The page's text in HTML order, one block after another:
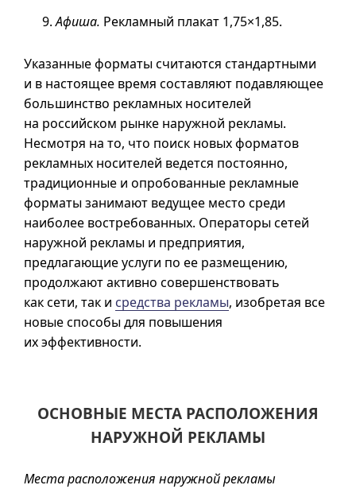
Афиша. Рекламный плакат 1,75×1,85.
Указанные форматы считаются стандартными
и в настоящее время составляют подавляющее
большинство рекламных носителей
на российском рынке наружной рекламы.
Несмотря на то, что поиск новых форматов
рекламных носителей ведется постоянно,
традиционные и опробованные рекламные
форматы занимают ведущее место среди
наиболее востребованных. Операторы сетей
наружной рекламы и предприятия,
предлагающие услуги по ее размещению,
продолжают активно совершенствовать
как сети, так и средства рекламы, изобретая все
новые способы для повышения
их эффективности.
ОСНОВНЫЕ МЕСТА РАСПОЛОЖЕНИЯ
НАРУЖНОЙ РЕКЛАМЫ
Места расположения наружной рекламы